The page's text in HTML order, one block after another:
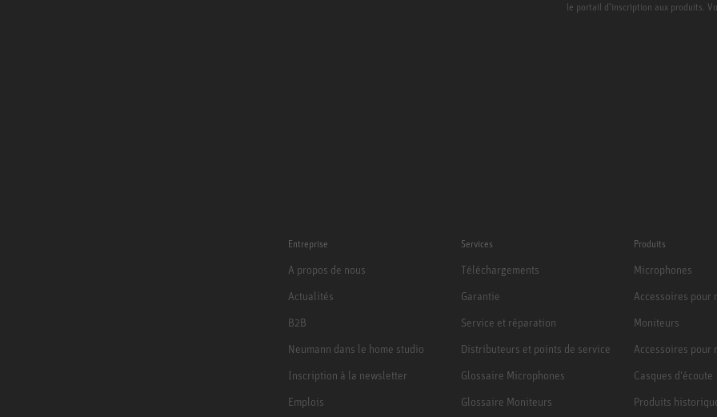
le portail d’inscription aux produits.
Entreprise
A propos de nous
Actualités
B2B
Neumann dans le home studio
Inscription à la newsletter
Emplois
Services
Téléchargements
Garantie
Service et réparation
Distributeurs et points de service
Glossaire Microphones
Glossaire Moniteurs
Produits
Microphones
Accessoires pour
Moniteurs
Accessoires pour
Casques d'écoute
Produits